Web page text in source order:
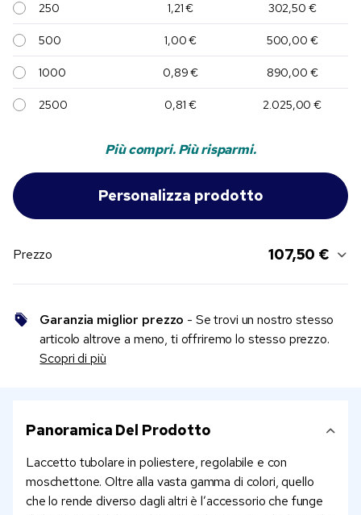
250 1,21 € 302,50 €
500 1,00 € 500,00 €
1000 0,89 € 890,00 €
2500 0,81 € 2.025,00 €
Più compri. Più risparmi.
Prezzo 107,50 €
Garanzia miglior prezzo - Se trovi un nostro stesso
articolo altrove a meno, ti offriremo lo stesso prezzo.
Scopri di più
Panoramica Del Prodotto
Laccetto tubolare in poliestere, regolabile e con
moschettone. Oltre alla vasta gamma di colori, quello
che lo rende diverso dagli altri è l’accessorio che funge